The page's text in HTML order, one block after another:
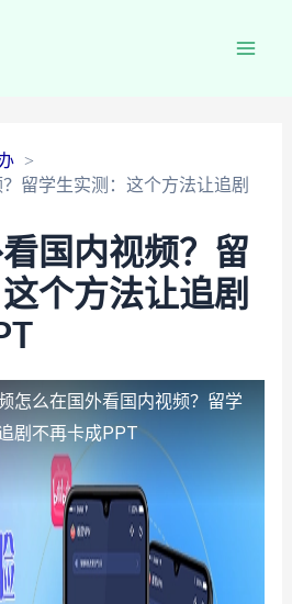
留学生实测：这个方法让追剧
国内视频？留
个方法让追剧
怎么在国外看国内视频？留学
剧不再卡成PPT